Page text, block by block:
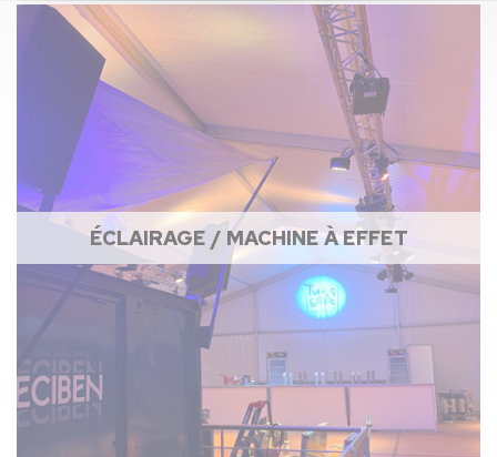
ÉCLAIRAGE / MACHINE À EFFET